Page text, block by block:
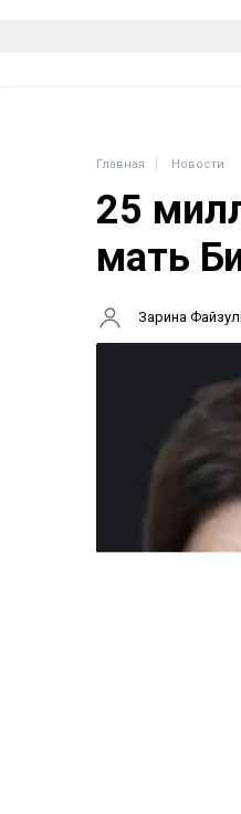
Главная Новости
25
мать
Зарина